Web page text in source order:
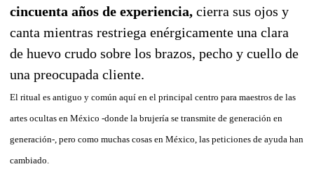
cincuenta años de experiencia, cierra sus ojos y
canta mientras restriega enérgicamente una clara
de huevo crudo sobre los brazos, pecho y cuello de
una preocupada cliente.
El ritual es antiguo y común aquí en el principal centro para maestros de las
artes ocultas en México -donde la brujería se transmite de generación en
generación-, pero como muchas cosas en México, las peticiones de ayuda han
cambiado.